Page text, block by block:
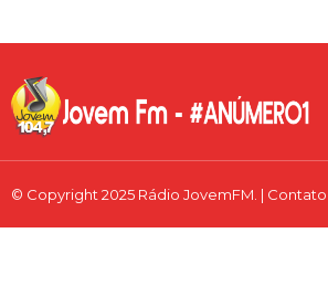
© Copyright 2025 Rádio JovemFM. |